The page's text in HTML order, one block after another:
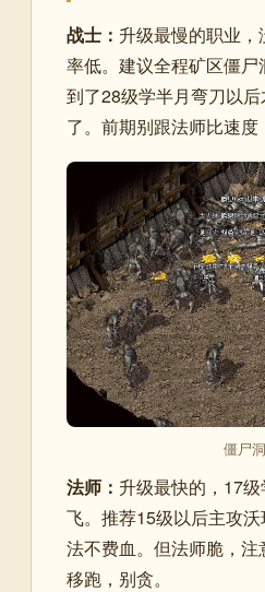
战士： 升级最慢的职业
率低。建议全程矿区僵尸
到了28级学半月弯刀以
了。前期别跟法师比速度
僵尸洞
法师： 升级最快的，17
飞。推荐15级以后主攻
法不费血。但法师脆，
移跑，别贪。